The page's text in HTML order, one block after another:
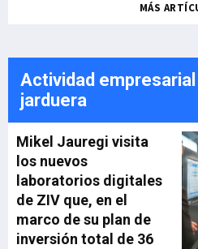
MÁS
Actividad
jarduera
Mikel Jauregi visita
los nuevos
laboratorios digitales
de ZIV que, en el
marco de su plan de
inversión total de 36